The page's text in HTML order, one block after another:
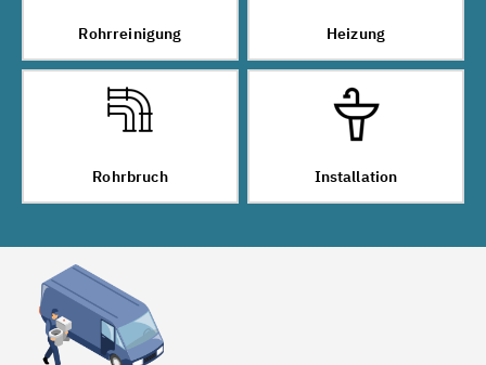
Rohrreinigung Heizung
Rohrbruch Installation